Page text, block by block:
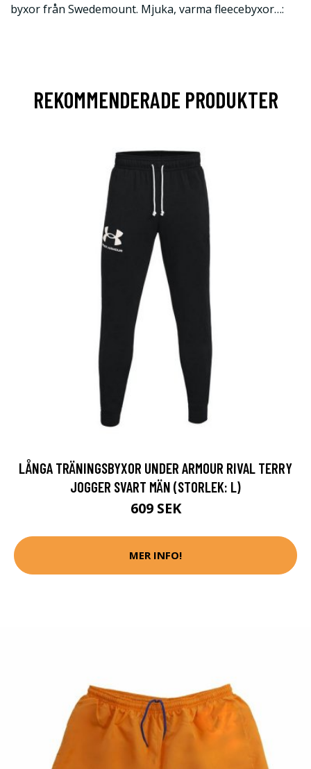
byxor från Swedemount. Mjuka, varma fleecebyxor…:
REKOMMENDERADE PRODUKTER
LÅNGA TRÄNINGSBYXOR UNDER ARMOUR RIVAL TERRY
JOGGER SVART MÄN (STORLEK: L)
609 SEK
MER INFO!